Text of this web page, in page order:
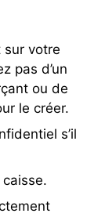
sur votre
pas d’un
ou de
le créer.
s’il